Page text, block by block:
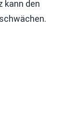
kann den